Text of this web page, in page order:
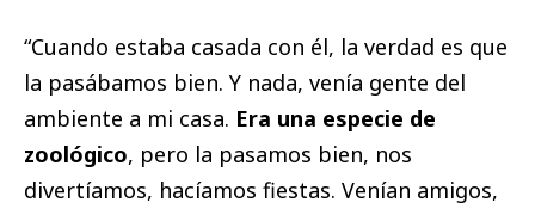
“Cuando estaba casada con él, la verdad es que
la pasábamos bien. Y nada, venía gente del
ambiente a mi casa. Era una especie de
zoológico, pero la pasamos bien, nos
divertíamos, hacíamos fiestas. Venían amigos,